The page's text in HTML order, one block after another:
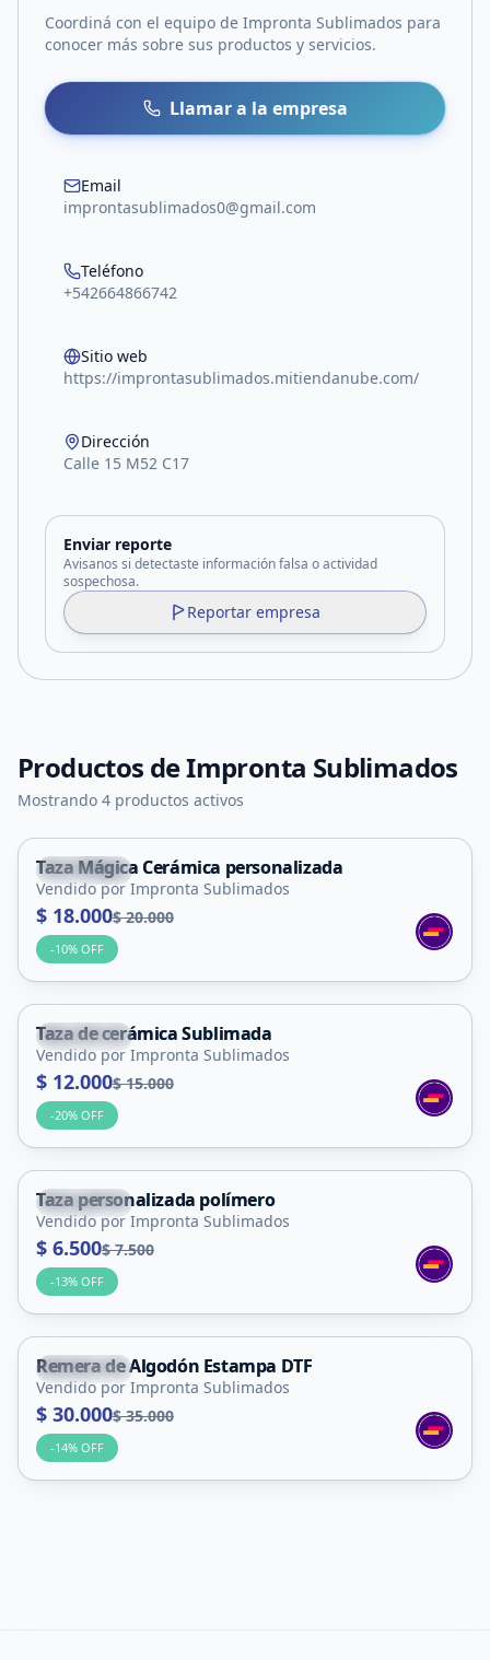
Coordiná con el equipo de Impronta Sublimados para
conocer más sobre sus productos y servicios.
Llamar a la empresa
Email
improntasublimados0@gmail.com
Teléfono
+542664866742
Sitio web
https://improntasublimados.mitiendanube.com/
Dirección
Calle 15 M52 C17
Enviar reporte
Avisanos si detectaste información falsa o actividad
sospechosa.
Reportar empresa
Productos deImpronta Sublimados
Mostrando 4 productos activos
La Punta
Taza Mágica Cerámica personalizada
Vendido por Impronta Sublimados
$ 18.000$ 20.000
-10% OFF
La Punta
Taza de cerámica Sublimada
Vendido por Impronta Sublimados
$ 12.000$ 15.000
-20% OFF
La Punta
Taza personalizada polímero
Vendido por Impronta Sublimados
$ 6.500$ 7.500
-13% OFF
La Punta
Remera de Algodón Estampa DTF
Vendido por Impronta Sublimados
$ 30.000$ 35.000
-14% OFF